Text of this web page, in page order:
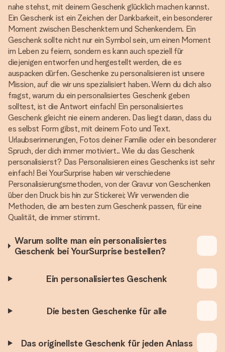
nahe stehst, mit deinem Geschenk glücklich machen kannst.
Ein Geschenk ist ein Zeichen der Dankbarkeit, ein besonderer
Moment zwischen Beschenktem und Schenkendem. Ein
Geschenk sollte nicht nur ein Symbol sein, um einen Moment
im Leben zu feiern, sondern es kann auch speziell für
diejenigen entworfen und hergestellt werden, die es
auspacken dürfen. Geschenke zu personalisieren ist unsere
Mission, auf die wir uns spezialisiert haben. Wenn du dich also
fragst, warum du ein personalisiertes Geschenk geben
solltest, ist die Antwort einfach! Ein personalisiertes
Geschenk gleicht nie einem anderen. Das liegt daran, dass du
es selbst Form gibst, mit deinem Foto und Text.
Urlaubserinnerungen, Fotos deiner Familie oder ein besonderer
Spruch, der dich immer motiviert.. Wie du das Geschenk
personalisierst? Das Personalisieren eines Geschenks ist sehr
einfach! Bei YourSurprise haben wir verschiedene
Personalisierungsmethoden, von der Gravur von Geschenken
über den Druck bis hin zur Stickerei; Wir verwenden die
Methoden, die am besten zum Geschenk passen, für eine
Qualität, die immer stimmt.
Warum sollte man ein personalisiertes
Geschenk bei YourSurprise bestellen?
Ein personalisiertes Geschenk
Die besten Geschenke für alle
Das originellste Geschenk für jeden Anlass